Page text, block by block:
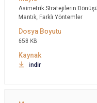
Asimetrik Stratejilerin
Mantık, Farklı Yöntemler
658 KB
indir